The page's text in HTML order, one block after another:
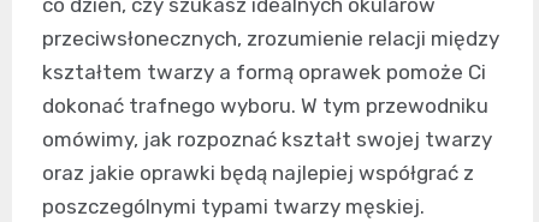
co dzień, czy szukasz idealnych okularów
przeciwsłonecznych, zrozumienie relacji między
kształtem twarzy a formą oprawek pomoże Ci
dokonać trafnego wyboru. W tym przewodniku
omówimy, jak rozpoznać kształt swojej twarzy
oraz jakie oprawki będą najlepiej współgrać z
poszczególnymi typami twarzy męskiej.